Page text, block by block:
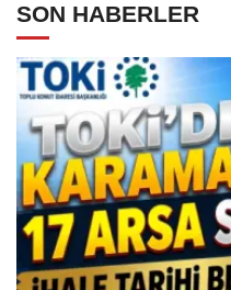
SON HABERLER